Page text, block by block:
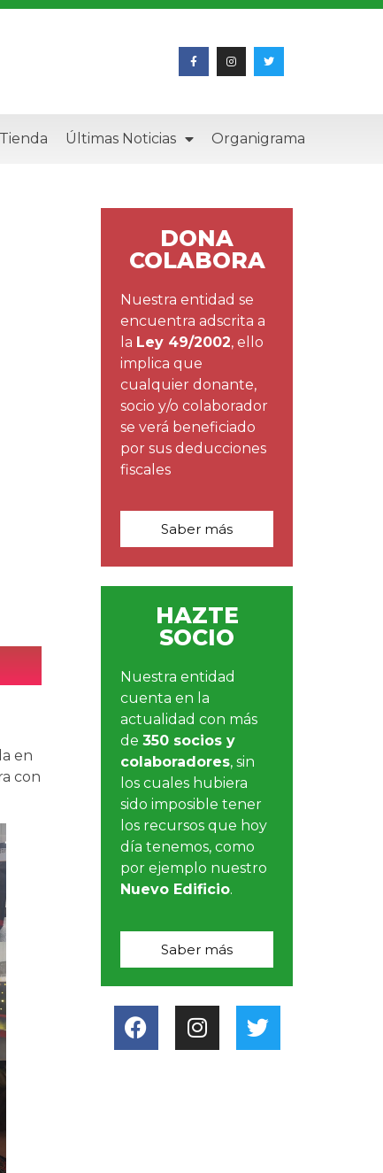
Tienda Últimas Noticias Organigrama
en
con
DONA
COLABORA
Nuestra entidad se
encuentra adscrita a
la Ley 49/2002, ello
implica que
cualquier donante,
socio y/o colaborador
se verá beneficiado
por sus deducciones
fiscales
Saber más
HAZTE
SOCIO
Nuestra entidad
cuenta en la
actualidad con más
de350 socios y
colaboradores, sin
los cuales hubiera
sido imposible tener
los recursos que hoy
día tenemos, como
por ejemplo nuestro
Nuevo Edificio.
Saber más